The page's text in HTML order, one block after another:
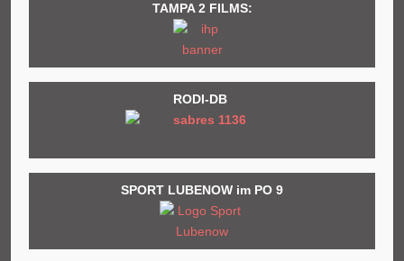
TAMPA 2 FILMS:
RODI-DB
SPORT LUBENOW im PO 9